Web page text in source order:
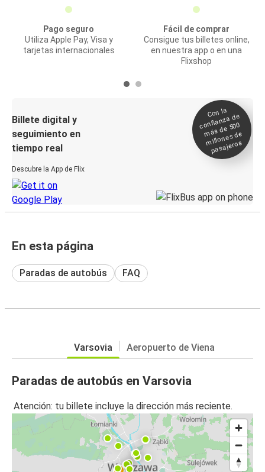
Pago seguro
Utiliza Apple Pay, Visa y
tarjetas internacionales
Fácil de comprar
Consigue tus billetes online,
en nuestra app o en una
Flixshop
Billete digital y
seguimiento en
tiempo real
Descubre la App de Flix
Con la
confianza de
más de 500
millones de
pasajeros
En esta página
Paradas de autobús FAQ
Varsovia Aeropuerto de Viena
Paradas de autobús en Varsovia
Atención: tu billete incluye la dirección más reciente.